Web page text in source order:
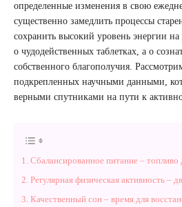
определенные изменения в свою
существенно замедлить процессы
сохранить высокий уровень энергии
о чудодейственных таблетках, а о
собственного благополучия.
подкрепленных научными данными,
верными спутниками на пути к
1. Сбалансированное питание – топливо
2. Регулярная физическая активность –
3. Качественный сон – время для